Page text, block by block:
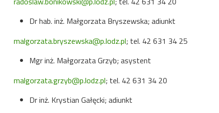
Dr hab. inż. Małgorzata Bryszewska; adiunkt
malgorzata.bryszewska@p.lodz.pl; tel. 42 631 34 25
Mgr inż. Małgorzata Grzyb; asystent
malgorzata.grzyb@p.lodz.pl; tel. 42 631 34 20
Dr inż. Krystian Gałęcki; adiunkt